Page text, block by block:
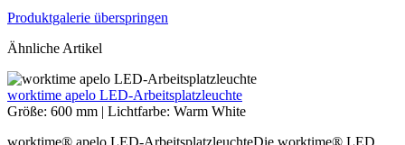
Produktgalerie überspringen
Ähnliche Artikel
worktime apelo LED-Arbeitsplatzleuchte
Größe: 600 mm | Lichtfarbe: Warm White